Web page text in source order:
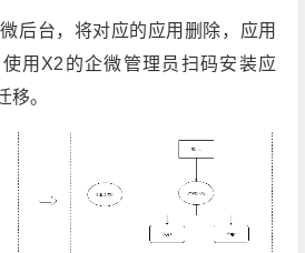
后台，将对应的应用删除，应用
用X2的企微管理员扫码安装应
移。